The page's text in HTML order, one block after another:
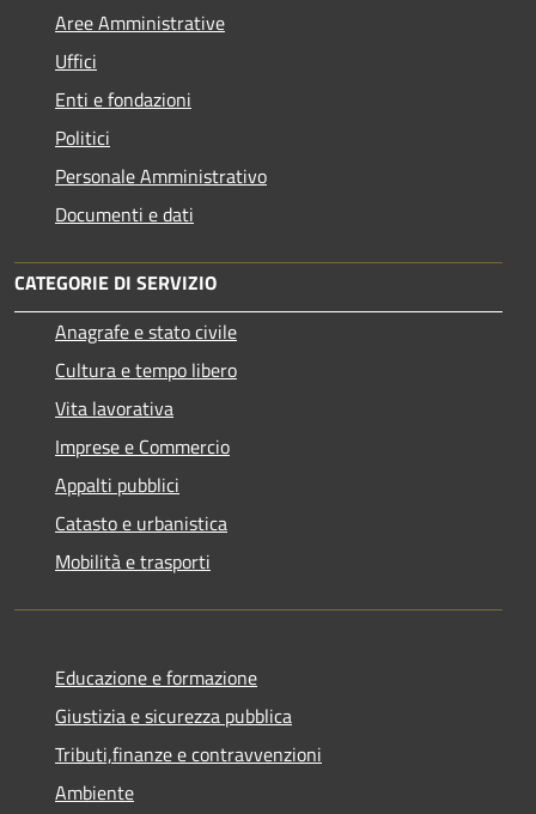
Aree Amministrative
Uffici
Enti e fondazioni
Politici
Personale Amministrativo
Documenti e dati
CATEGORIE DI SERVIZIO
Anagrafe e stato civile
Cultura e tempo libero
Vita lavorativa
Imprese e Commercio
Appalti pubblici
Catasto e urbanistica
Mobilità e trasporti
Educazione e formazione
Giustizia e sicurezza pubblica
Tributi,finanze e contravvenzioni
Ambiente